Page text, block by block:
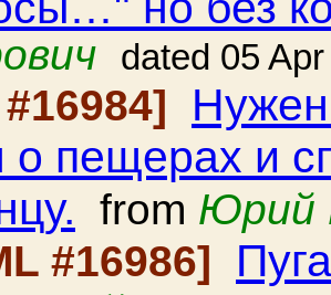
dated 05
о пещерах и
from Юрий
#16986]